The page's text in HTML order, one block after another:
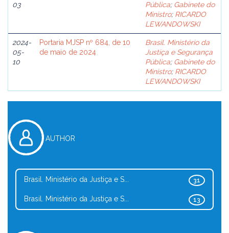
03
Pública; Gabinete do
Ministro; RICARDO
LEWANDOWSKI
2024-
05-
10
Portaria MJSP nº 684, de 10
de maio de 2024
Brasil. Ministério da
Justiça e Segurança
Pública; Gabinete do
Ministro; RICARDO
LEWANDOWSKI
AUTHOR
31
Brasil. Ministério da Justiça e S...
13
Brasil. Ministério da Justiça e S...